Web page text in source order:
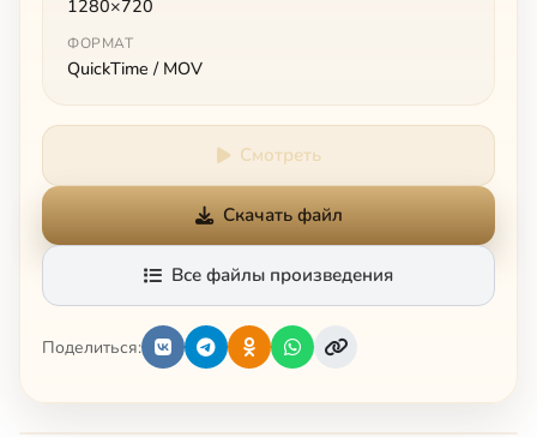
1280×720
ФОРМАТ
QuickTime / MOV
Смотреть
Скачать файл
Все файлы произведения
Поделиться: